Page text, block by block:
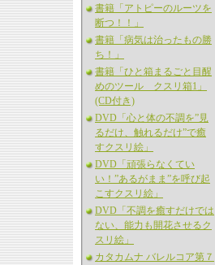
書籍「アトピーのルーツを
断つ！！」
書籍「病気は治ったもの勝
ち！」
書籍「ひと箱まるごと目醒
めのツール クスリ箱1」
(CD付き)
DVD「心と体の不調を”見
るだけ、触れるだけ”で癒
すクスリ絵」
DVD「頑張らなくてい
い！”あるがまま”を呼び起
こすクスリ絵」
DVD「不調を癒すだけでは
ない、能力も開花させるク
スリ絵」
カタカムナ バレルコア第７